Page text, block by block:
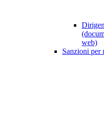
web)
Sanzioni per